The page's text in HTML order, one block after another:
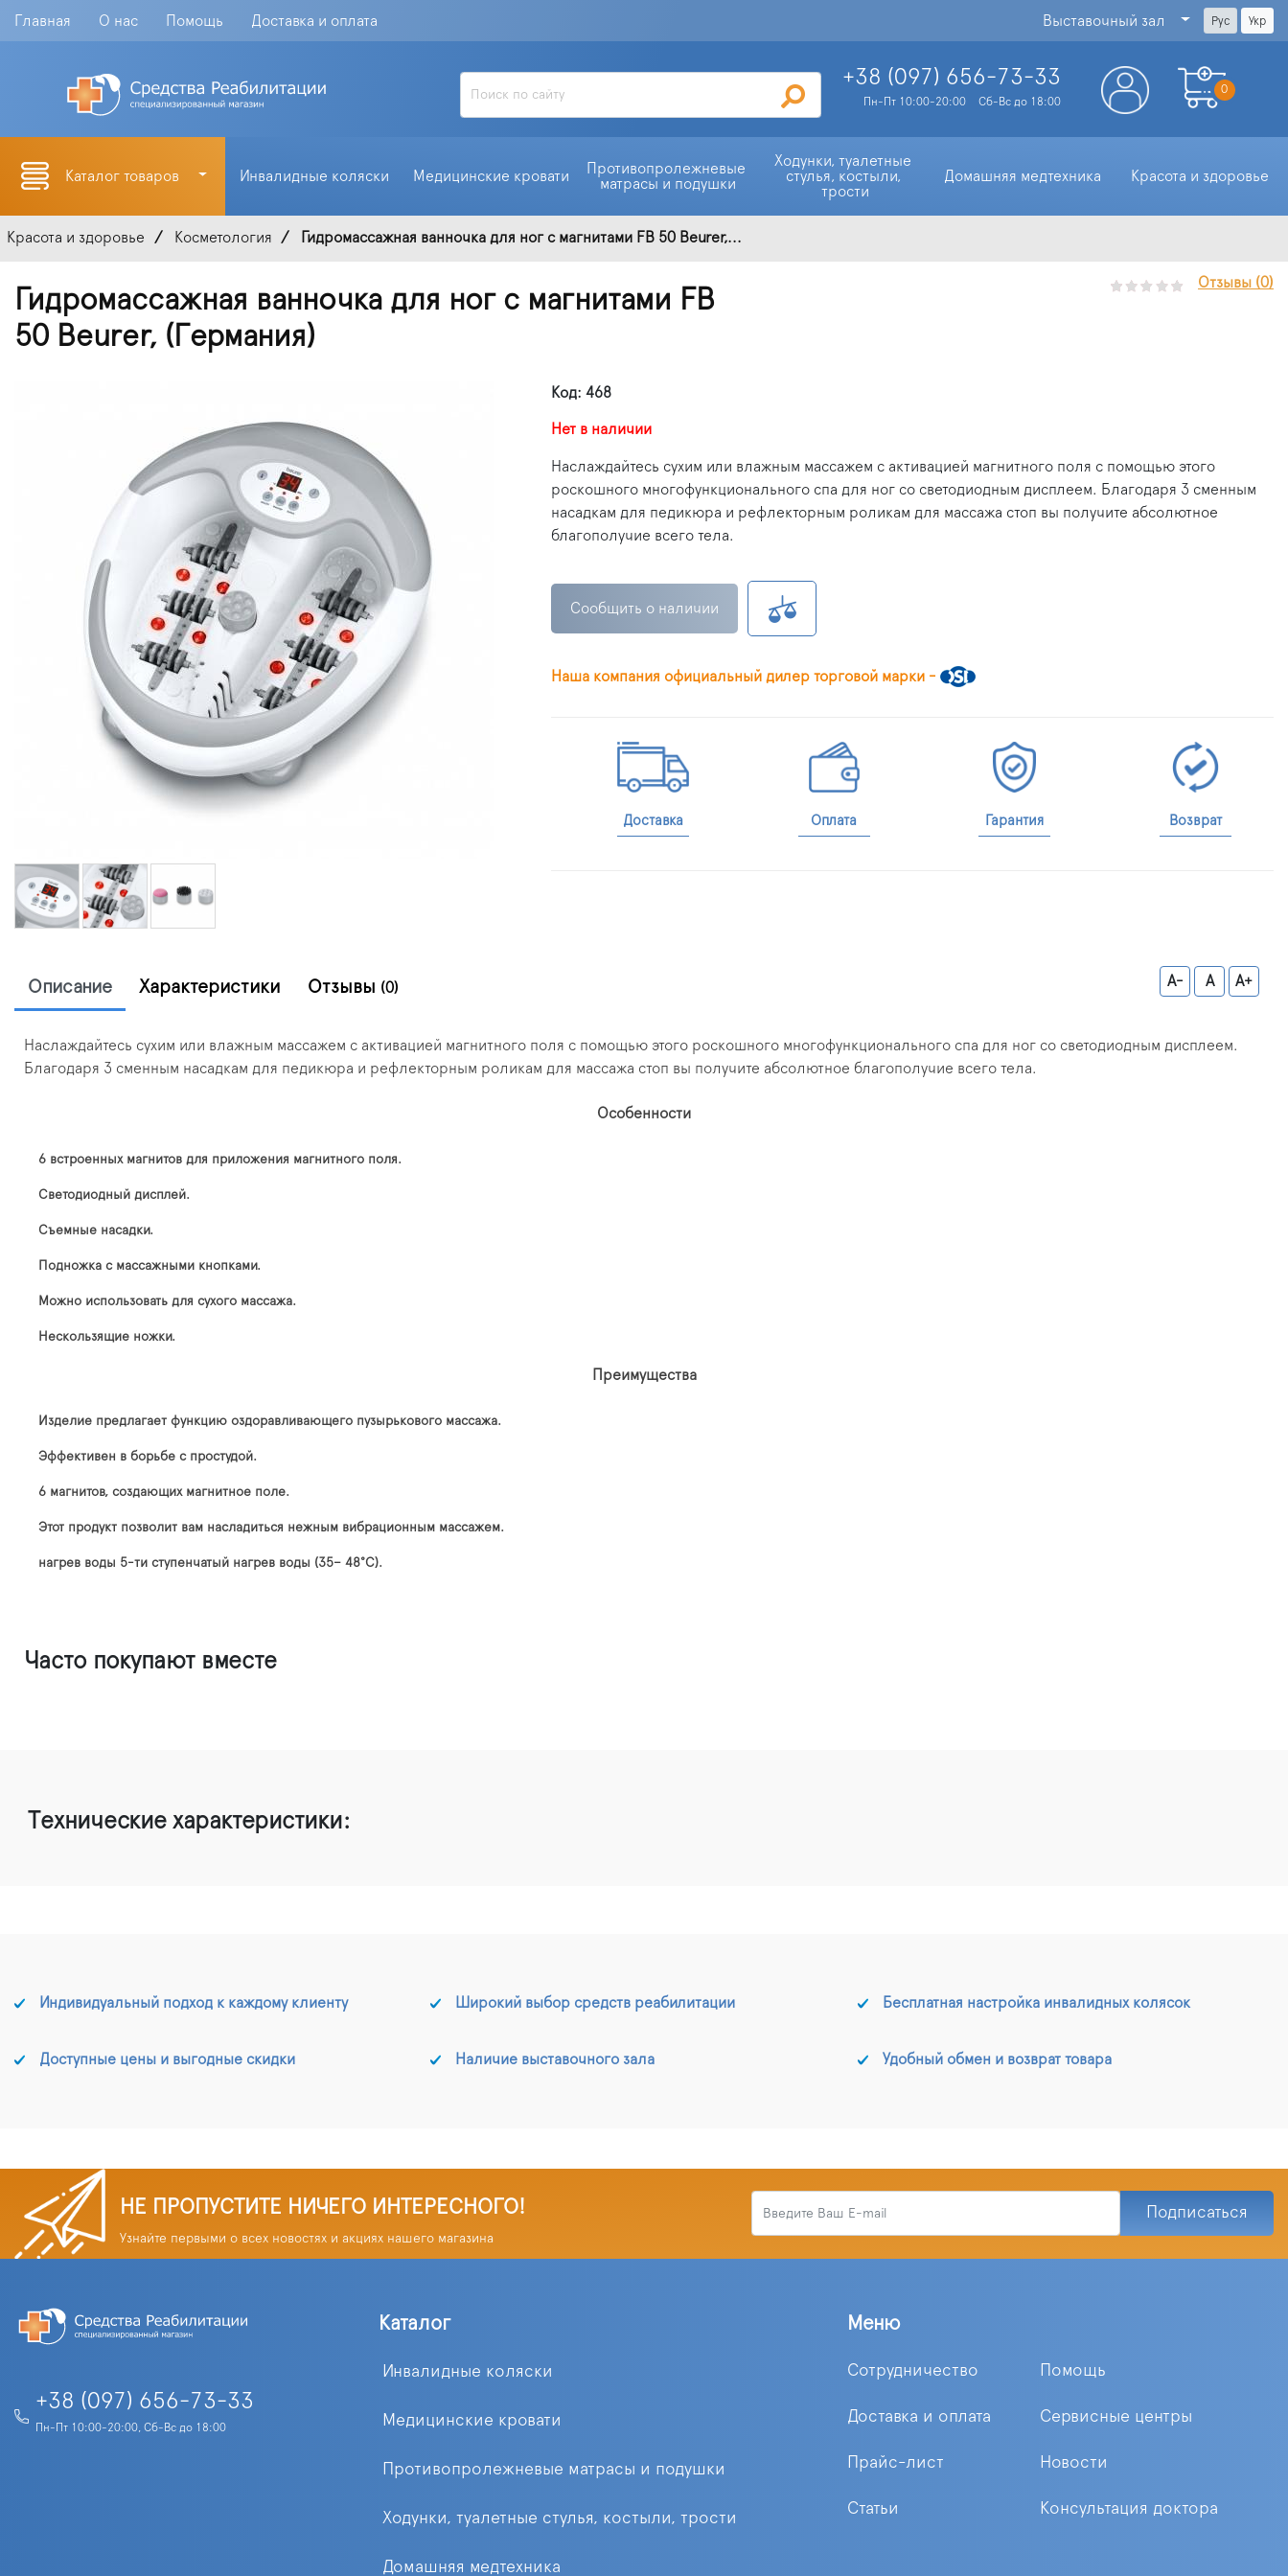
Главная О нас Помощь Доставка и оплата Выставочный зал Рус Укр
+38 (097) 656-73-33
Пн-Пт 10:00-20:00 Сб-Вс до 18:00
0
Каталог товаров Инвалидные коляски Медицинские кровати
Противопролежневые
матрасы и подушки
Ходунки, туалетные
стулья, костыли,
трости
Домашняя медтехника Красота и здоровье
Красота и здоровье Косметология Гидромассажная ванночка для ног с магнитами FB 50 Beurer,...
Гидромассажная ванночка для ног с магнитами FB
50 Beurer, (Германия)
Отзывы (0)
Код: 468
Нет в наличии
Наслаждайтесь сухим или влажным массажем с активацией магнитного поля с помощью этого
роскошного многофункционального спа для ног со светодиодным дисплеем. Благодаря 3 сменным
насадкам для педикюра и рефлекторным роликам для массажа стоп вы получите абсолютное
благополучие всего тела.
Сообщить о наличии
Наша компания официальный дилер торговой марки -
Доставка Оплата Гарантия Возврат
Описание Характеристики Отзывы (0) A- A A+
Наслаждайтесь сухим или влажным массажем с активацией магнитного поля с помощью этого роскошного многофункционального спа для ног со светодиодным дисплеем.
Благодаря 3 сменным насадкам для педикюра и рефлекторным роликам для массажа стоп вы получите абсолютное благополучие всего тела.
Особенности
6 встроенных магнитов для приложения магнитного поля.
Светодиодный дисплей.
Съемные насадки.
Подножка с массажными кнопками.
Можно использовать для сухого массажа.
Нескользящие ножки.
Преимущества
Изделие предлагает функцию оздоравливающего пузырькового массажа.
Эффективен в борьбе с простудой.
6 магнитов, создающих магнитное поле.
Этот продукт позволит вам насладиться нежным вибрационным массажем.
нагрев воды 5-ти ступенчатый нагрев воды (35– 48°C).
Часто покупают вместе
Технические характеристики:
Индивидуальный подход к каждому клиенту Широкий выбор средств реабилитации
Доступные цены и выгодные скидки Наличие выставочного зала
Бесплатная настройка инвалидных колясок
Удобный обмен и возврат товара
НЕ ПРОПУСТИТЕ НИЧЕГО ИНТЕРЕСНОГО!
Узнайте первыми о всех новостях и акциях нашего магазина
Подписаться
+38 (097) 656-73-33
Пн-Пт 10:00-20:00, Сб-Вс до 18:00
Каталог
Инвалидные коляски
Медицинские кровати
Противопролежневые матрасы и подушки
Ходунки, туалетные стулья, костыли, трости
Домашняя медтехника
Меню
Сотрудничество Помощь
Доставка и оплата Сервисные центры
Прайс-лист Новости
Статьи Консультация доктора